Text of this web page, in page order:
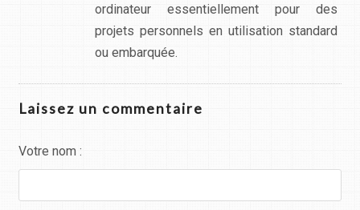
ordinateur essentiellement pour des
projets personnels en utilisation standard
ou embarquée.
Laissez un commentaire
Votre nom :